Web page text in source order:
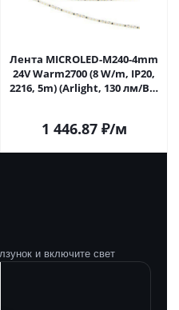
Лента MICROLED-M240-4mm
24V Warm2700 (8 W/m, IP20,
2216, 5m) (Arlight, 130 лм/Вт)
1 446.87₽/м
и включите свет